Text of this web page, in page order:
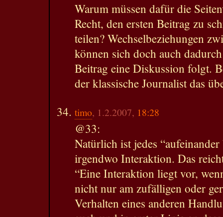
Warum müssen dafür die
Recht, den ersten Beitrag zu
teilen? Wechselbeziehungen
können sich doch auch
Beitrag eine Diskussion folgt.
der klassische Journalist das
timo, 1.2.2007, 18:28
@33:
Natürlich ist jedes
irgendwo Interaktion. Das
“Eine Interaktion liegt vor,
nicht nur am zufälligen oder
Verhalten eines anderen